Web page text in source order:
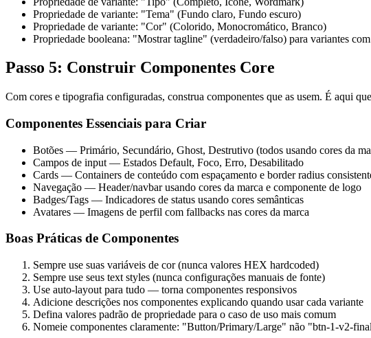
Propriedade de variante: "Tema" (Fundo claro, Fundo escuro)
Propriedade de variante: "Cor" (Colorido, Monocromático, Branco)
Propriedade booleana: "Mostrar tagline" (verdadeiro/falso) para variantes
Passo 5: Construir Componentes Core
Com cores e tipografia configuradas, construa componentes que as usem. É aqui
Componentes Essenciais para Criar
Botões — Primário, Secundário, Ghost, Destrutivo (todos usando cores da
Campos de input — Estados Default, Foco, Erro, Desabilitado
Cards — Containers de conteúdo com espaçamento e border radius
Navegação — Header/navbar usando cores da marca e componente de logo
Badges/Tags — Indicadores de status usando cores semânticas
Avatares — Imagens de perfil com fallbacks nas cores da marca
Boas Práticas de Componentes
Sempre use suas variáveis de cor (nunca valores HEX hardcoded)
Sempre use seus text styles (nunca configurações manuais de fonte)
Use auto-layout para tudo — torna componentes responsivos
Adicione descrições nos componentes explicando quando usar cada variante
Defina valores padrão de propriedade para o caso de uso mais comum
Nomeie componentes claramente: "Button/Primary/Large" não "btn-1-v2-